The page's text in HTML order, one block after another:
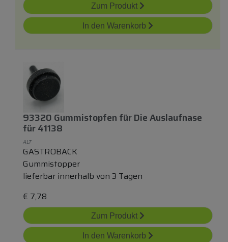
Zum Produkt
In den Warenkorb
93320 Gummistopfen fürDie Auslaufnase
für41138
ALT
GASTROBACK
Gummistopper
lieferbar innerhalb von 3 Tagen
€ 7,78
Zum Produkt
In den Warenkorb